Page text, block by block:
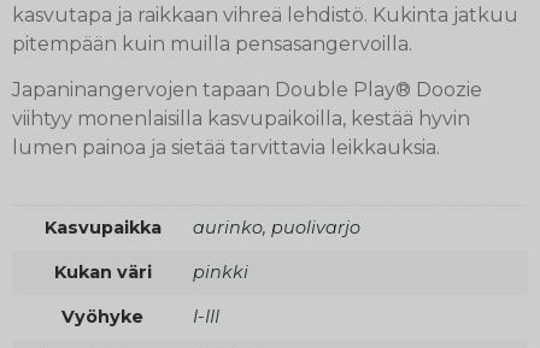
kasvutapa ja raikkaan vihreä lehdistö. Kukinta jatkuu
pitempään kuin muilla pensasangervoilla.
Japaninangervojen tapaan Double Play® Doozie
viihtyy monenlaisilla kasvupaikoilla, kestää hyvin
lumen painoa ja sietää tarvittavia leikkauksia.
Kasvupaikka aurinko, puolivarjo
Kukan väri pinkki
Vyöhyke I-III